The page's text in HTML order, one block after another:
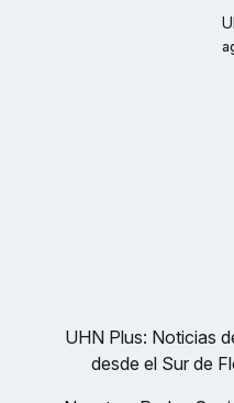
UHN Plus: Noticias
desde el Sur de